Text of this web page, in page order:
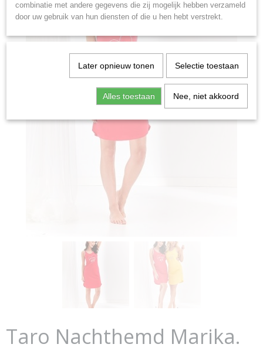
Taro Nachthemd Marika.
combinatie met andere gegevens die zij mogelijk hebben verzameld
door uw gebruik van hun diensten of die u hen hebt verstrekt.
Later opnieuw tonen Selectie toestaan
Alles toestaan Nee, niet akkoord